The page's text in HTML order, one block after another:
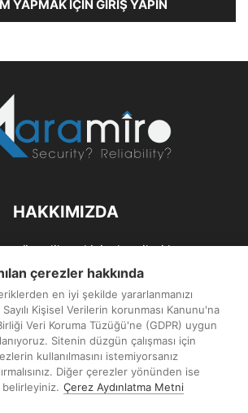
YAPMAK İÇIN GIRIŞ YAPIN
HAKKIMIZDA
güvenlik ve kişisel verileri koruma
büyümelerine odaklanarak bu sektörlerle
ve analizler hazırlayıp yayınlayan bir
haber sitesidir.
BIZI TAKIP EDIN
çerezler hakkında
en iyi şekilde yararlanmanızı
Kişisel Verilerin korunması Kanunu'na
Veri Koruma Tüzüğü'ne (GDPR) uygun
Sitenin düzgün çalışması için
kullanılmasını istemiyorsanız
Diğer çerezler yönünden ise
Çerez Aydınlatma Metni